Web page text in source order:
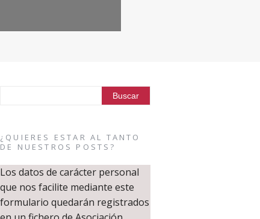
¿QUIERES ESTAR AL TANTO
DE NUESTROS POSTS?